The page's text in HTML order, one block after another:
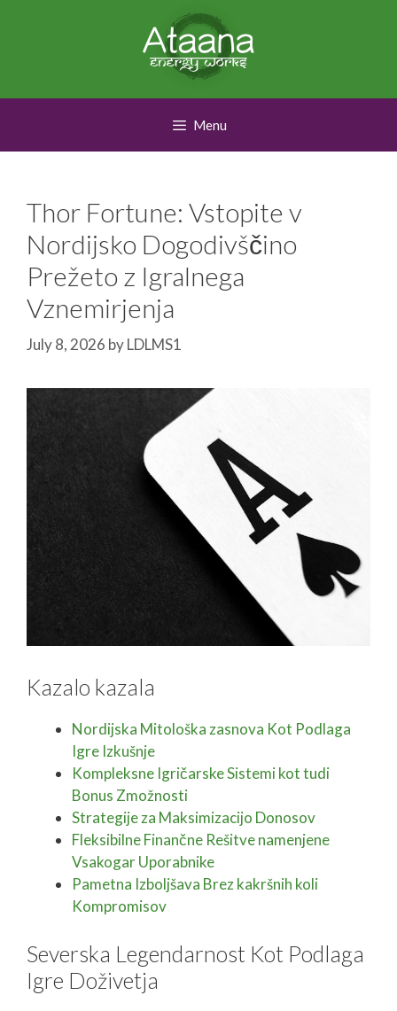
Menu
Thor Fortune: Vstopite v
Nordijsko Dogodivščino
Prežeto z Igralnega
Vznemirjenja
July 8, 2026 byLDLMS1
Kazalo kazala
Nordijska Mitološka zasnova Kot Podlaga
Igre Izkušnje
Kompleksne Igričarske Sistemi kot tudi
Bonus Zmožnosti
Strategije za Maksimizacijo Donosov
Fleksibilne Finančne Rešitve namenjene
Vsakogar Uporabnike
Pametna Izboljšava Brez kakršnih koli
Kompromisov
Severska Legendarnost Kot Podlaga
Igre Doživetja